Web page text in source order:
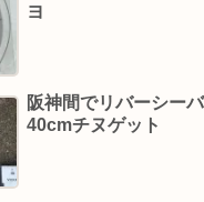
ヨ
阪神間でリバーシー
40cmチヌゲット